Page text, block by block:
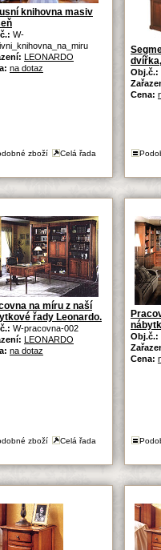
knihovna masiv
W-
LEONARDO
na dotaz
zboží Celá řada
Obj.č.:
Cena:
na míru z naší
řady Leonardo.
W-pracovna-002
LEONARDO
na dotaz
zboží Celá řada
Obj.č.:
Cena: